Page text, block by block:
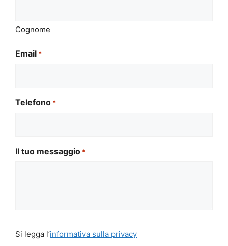
Cognome
Email *
Telefono *
Il tuo messaggio *
legga
Si legga l’informativa sulla privacy